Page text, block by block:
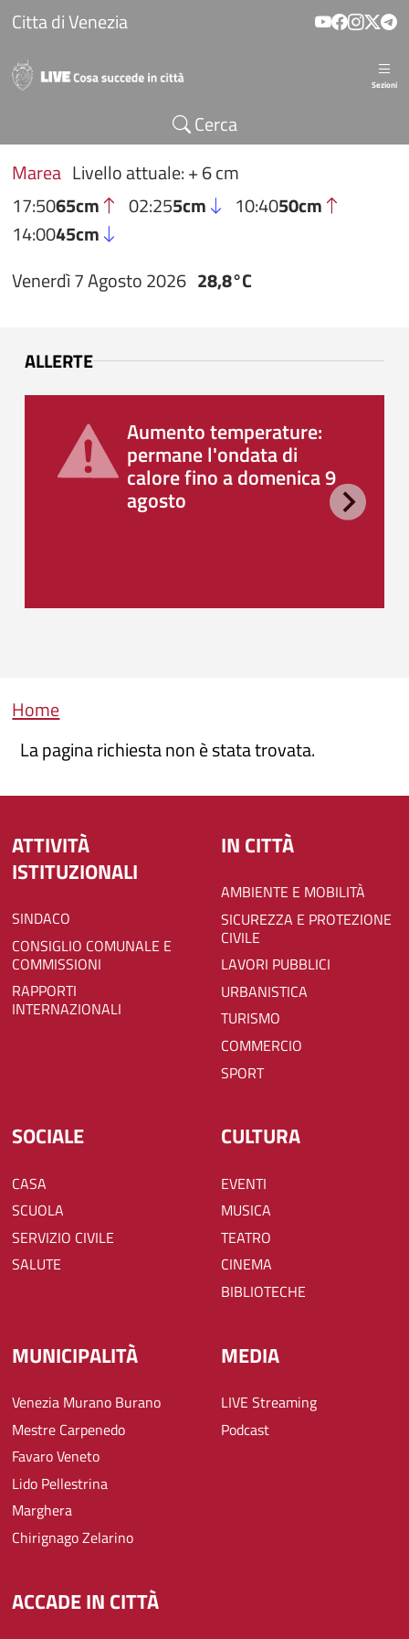
Salta al contenuto principale
Citta di Venezia
Sezioni
Cerca
Marea Livello attuale: + 6 cm
17:5065cm 02:255cm 10:4050cm
14:0045cm
Venerdì 7 Agosto 2026 28,8°C
ALLERTE
Aumento temperature:
permane l'ondata di
calore fino a domenica 9
agosto
Briciole di pane
Home
La pagina richiesta non è stata trovata.
ATTIVITÀ
ISTITUZIONALI
SINDACO
CONSIGLIO COMUNALE E
COMMISSIONI
RAPPORTI
INTERNAZIONALI
IN CITTÀ
AMBIENTE E MOBILITÀ
SICUREZZA E PROTEZIONE
CIVILE
LAVORI PUBBLICI
URBANISTICA
TURISMO
COMMERCIO
SPORT
SOCIALE
CASA
SCUOLA
SERVIZIO CIVILE
SALUTE
CULTURA
EVENTI
MUSICA
TEATRO
CINEMA
BIBLIOTECHE
MUNICIPALITÀ
Venezia Murano Burano
Mestre Carpenedo
Favaro Veneto
Lido Pellestrina
Marghera
Chirignago Zelarino
MEDIA
LIVE Streaming
Podcast
ACCADE IN CITTÀ